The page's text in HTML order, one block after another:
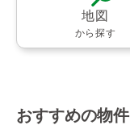
地図
から探す
おすすめの物件